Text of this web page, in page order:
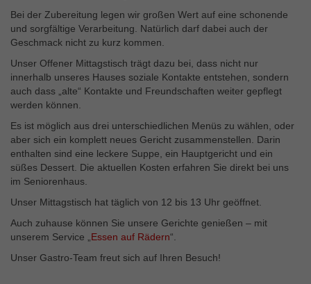
Bei der Zubereitung legen wir großen Wert auf eine schonende
und sorgfältige Verarbeitung. Natürlich darf dabei auch der
Geschmack nicht zu kurz kommen.
Unser Offener Mittagstisch trägt dazu bei, dass nicht nur
innerhalb unseres Hauses soziale Kontakte entstehen, sondern
auch dass „alte“ Kontakte und Freundschaften weiter gepflegt
werden können.
Es ist möglich aus drei unterschiedlichen Menüs zu wählen, oder
aber sich ein komplett neues Gericht zusammenstellen. Darin
enthalten sind eine leckere Suppe, ein Hauptgericht und ein
süßes Dessert. Die aktuellen Kosten erfahren Sie direkt bei uns
im Seniorenhaus.
Unser Mittagstisch hat täglich von 12 bis 13 Uhr geöffnet.
Auch zuhause können Sie unsere Gerichte genießen – mit
unserem Service „ Essen auf Rädern“.
Unser Gastro-Team freut sich auf Ihren Besuch!